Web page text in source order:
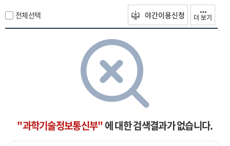
전체선택 야간이용신청 더 보기
"과학기술정보통신부"에 대한 검색결과가 없습니다.